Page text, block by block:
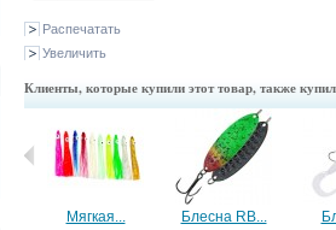
Распечатать
Увеличить
Клиенты, которые купили этот товар, также
Мягкая... Блесна RB...